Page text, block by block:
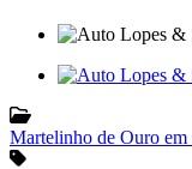
Martelinho de Ouro